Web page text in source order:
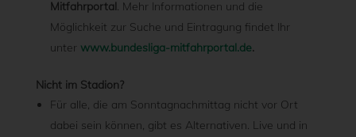
Mitfahrportal. Mehr Informationen und die
Möglichkeit zur Suche und Eintragung findet Ihr
unter www.bundesliga-mitfahrportal.de.
Nicht im Stadion?
Für alle, die am Sonntagnachmittag nicht vor Ort
dabei sein können, gibt es Alternativen. Live und in